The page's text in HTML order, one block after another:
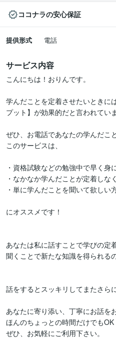
ココナラの安心保証
提供形式 電話
サービス内容
こんにちは！おりんです。
学んだことを定着させたいときに
プット】が効果的だと言われていま
ぜひ、お電話であなたの学んだこ
このサービスは、
・資格試験などの勉強中で早く身
・なかなか学んだことが定着しな
・単に学んだことを聞いて欲しい
にオススメです！
あなたは私に話すことで学びの定
聞くことで新たな知識を得られる
話をするとスッキリしてまたさら
あなたに寄り添い、丁寧にお話を
ほんのちょっとの時間だけでもOK
ぜひ、お気軽にご利用下さい。